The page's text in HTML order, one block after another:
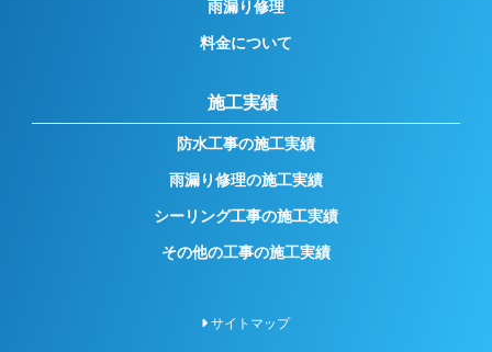
雨漏り修理
料金について
施工実績
防水工事の施工実績
雨漏り修理の施工実績
シーリング工事の施工実績
その他の工事の施工実績
サイトマップ